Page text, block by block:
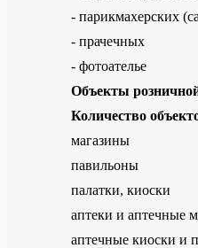
- парикмахерских
- прачечных
- фотоателье
Объекты
Количество
магазины
павильоны
палатки, киоски
аптеки и аптечные
аптечные киоски и